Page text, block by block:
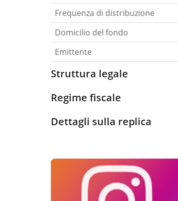
Frequenza di distribuzione
Domicilio del fondo
Emittente
Struttura legale
Regime fiscale
Dettagli sulla replica